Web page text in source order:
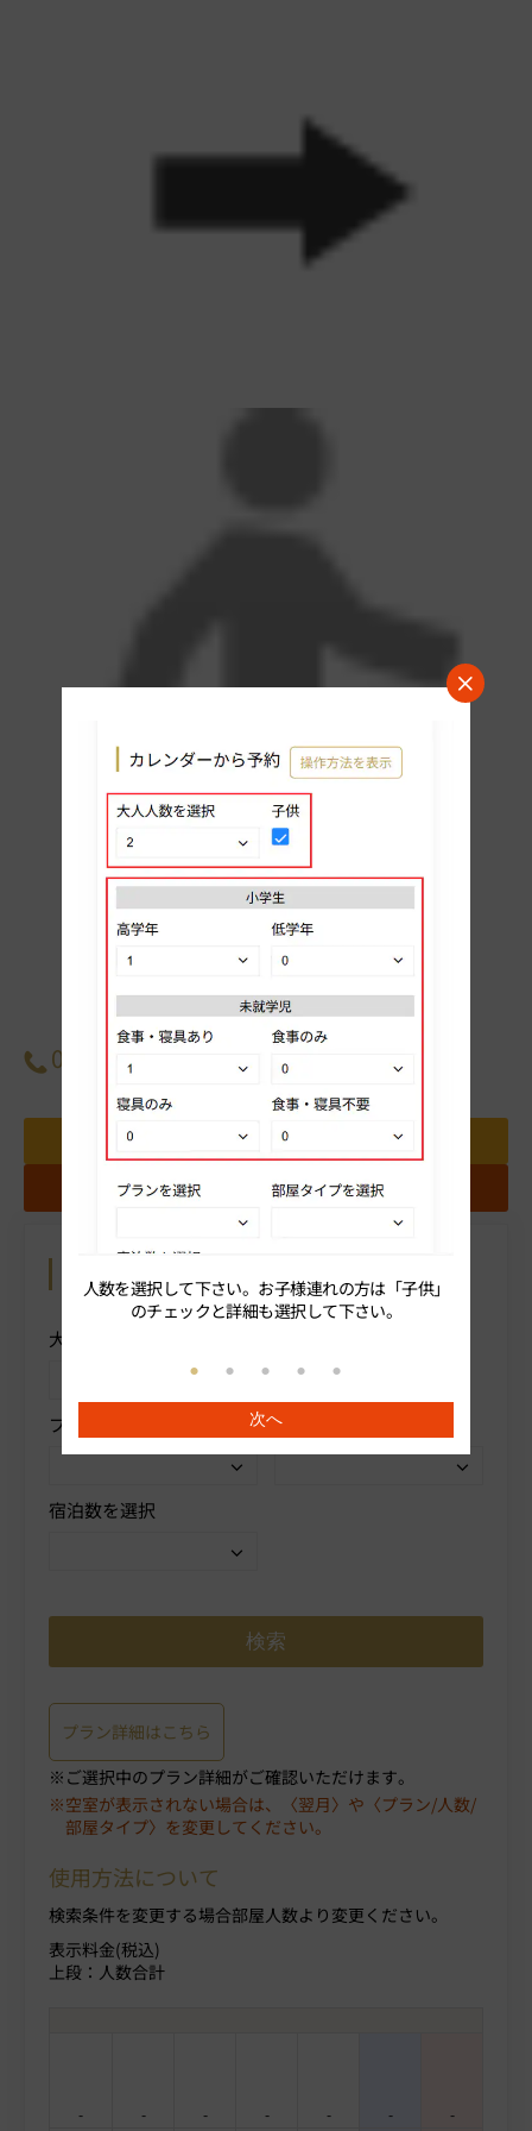
人数を選択して下さい。お子様連れの方は「子供」
のチェックと詳細も選択して下さい。
次へ
11番出口から徒歩約2分 詳細
0570-074-111
ギャラリー
クチコミを投稿する
お問い合わせ
お気に入りホテルに追加する
カレンダーから予約 操作方法を表示
大人人数を選択
プランを選択 部屋タイプを選択
宿泊数を選択
プラン詳細はこちら
ご選択中のプラン詳細がご確認いただけます。
空室が表示されない場合は、〈翌月〉や〈プラン/人数/
部屋タイプ〉を変更してください。
使用方法について
検索条件を変更する場合部屋人数より変更ください。
表示料金(税込)
上段：人数合計
- - - - - - -